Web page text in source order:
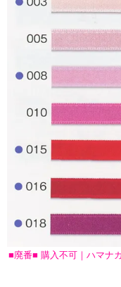
■廃番■ 購入不可｜ハマナ